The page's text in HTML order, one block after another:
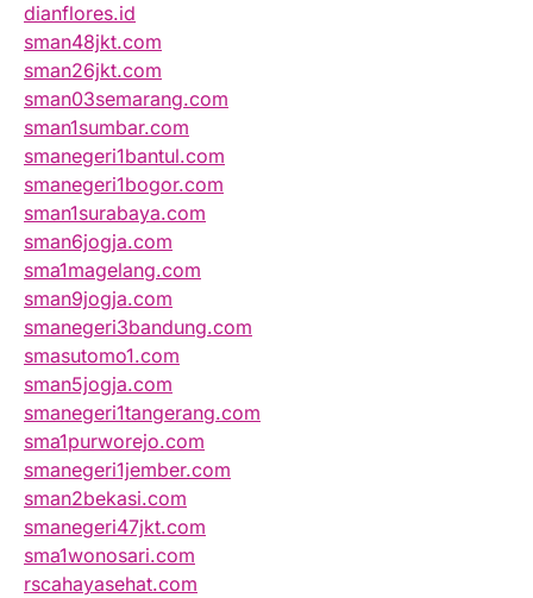
dianflores.id
sman48jkt.com
sman26jkt.com
sman03semarang.com
sman1sumbar.com
smanegeri1bantul.com
smanegeri1bogor.com
sman1surabaya.com
sman6jogja.com
sma1magelang.com
sman9jogja.com
smanegeri3bandung.com
smasutomo1.com
sman5jogja.com
smanegeri1tangerang.com
sma1purworejo.com
smanegeri1jember.com
sman2bekasi.com
smanegeri47jkt.com
sma1wonosari.com
rscahayasehat.com